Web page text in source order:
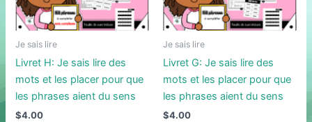
Je sais lire
Livret H: Je sais lire des
mots et les placer pour que
les phrases aient du sens
$4.00
Je sais lire
Livret G: Je sais lire des
mots et les placer pour que
les phrases aient du sens
$4.00